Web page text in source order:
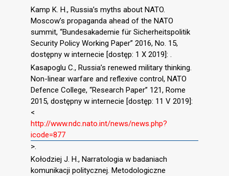
Kamp K. H., Russia’s myths about NATO.
Moscow’s propaganda ahead of the NATO
summit, “Bundesakademie für Sicherheitspolitik
Security Policy Working Paper” 2016, No. 15,
dostępny w internecie [dostęp: 1 X 2019]: .
Kasapoglu C., Russia’s renewed military thinking.
Non-linear warfare and reflexive control, NATO
Defence College, “Research Paper” 121, Rome
2015, dostępny w internecie [dostęp: 11 V 2019]:
<
http://www.ndc.nato.int/news/news.php?
icode=877
>.
Kołodziej J. H., Narratologia w badaniach
komunikacji politycznej. Metodologiczne